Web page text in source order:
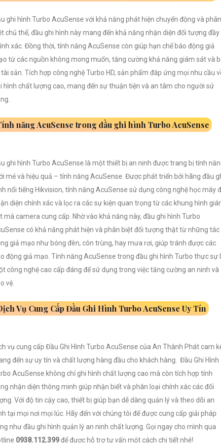
ghi hình Turbo AcuSense với khả năng phát hiện chuyển động và phân
chủ thể, đầu ghi hình này mang đến khả năng nhận diện đối tượng đầy
xác. Đồng thời, tính năng AcuSense còn giúp hạn chế báo động giả
từ các nguồn không mong muốn, tăng cường khả năng giám sát và
tài sản. Tích hợp công nghệ Turbo HD, sản phẩm đáp ứng mọi nhu cầu
hình chất lượng cao, mang đến sự thuận tiện và an tâm cho người sử
năng AcuSense trong đầu ghi hình Turbo AcuSense
ghi hình Turbo AcuSense là một thiết bị an ninh được trang bị tính
mẻ và hiệu quả – tính năng AcuSense. Được phát triển bởi hãng đầu
nổi tiếng Hikvision, tính năng AcuSense sử dụng công nghệ học máy
diện chính xác và lọc ra các sự kiện quan trọng từ các khung hình
mà camera cung cấp. Nhờ vào khả năng này, đầu ghi hình Turbo
có khả năng phát hiện và phân biệt đối tượng thật từ những tác
giả mạo như bóng đèn, côn trùng, hay mưa rơi, giúp tránh được các
động giả mạo. Tính năng AcuSense trong đầu ghi hình Turbo thực sự
công nghệ cao cấp đáng để sử dụng trong việc tăng cường an ninh và
vệ.
Vụ Cung Cấp Đầu Ghi Hình Turbo AcuSense Uy Tín
vụ cung cấp Đầu Ghi Hình Turbo AcuSense của An Thành Phát cam
đến sự uy tín và chất lượng hàng đầu cho khách hàng. Đầu Ghi Hình
AcuSense không chỉ ghi hình chất lượng cao mà còn tích hợp tính
nhận diện thông minh giúp nhận biết và phân loại chính xác các đối
Với độ tin cậy cao, thiết bị giúp bạn dễ dàng quản lý và theo dõi an
tại mọi nơi mọi lúc. Hãy đến với chúng tôi để được cung cấp giải pháp
như đầu ghi hình quản lý an ninh chất lượng. Gọi ngay cho mình qua
0938.112.399để được hỗ trợ tư vấn một cách chi tiết nhé!